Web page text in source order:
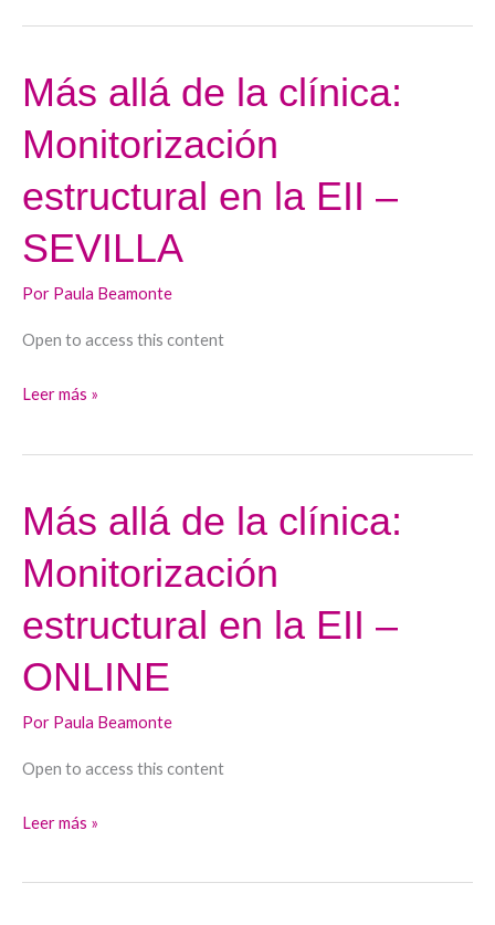
Más allá de la clínica:
Monitorización
estructural en la EII –
SEVILLA
Por Paula Beamonte
Open to access this content
Más
allá
de
clínica:
estructural
en
EII
Leer más »
Más allá de la clínica:
Monitorización
estructural en la EII –
ONLINE
Por Paula Beamonte
Open to access this content
Más
allá
de
clínica:
estructural
en
EII
Leer más »